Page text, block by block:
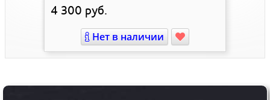
4 300 руб.
Нет в наличии